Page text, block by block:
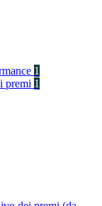
1
premi 1